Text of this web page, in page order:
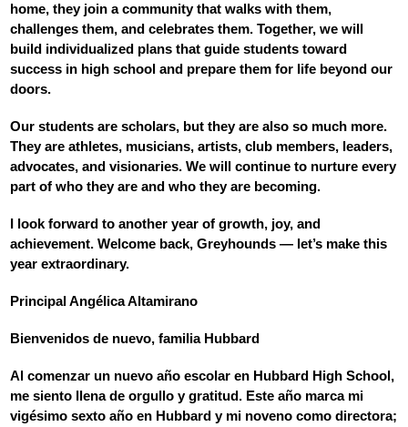
home, they join a community that walks with them,
challenges them, and celebrates them. Together, we will
build individualized plans that guide students toward
success in high school and prepare them for life beyond our
doors.
Our students are scholars, but they are also so much more.
They are athletes, musicians, artists, club members, leaders,
advocates, and visionaries. We will continue to nurture every
part of who they are and who they are becoming.
I look forward to another year of growth, joy, and
achievement. Welcome back, Greyhounds — let’s make this
year extraordinary.
Principal Angélica Altamirano
Bienvenidos de nuevo, familia Hubbard
Al comenzar un nuevo año escolar en Hubbard High School,
me siento llena de orgullo y gratitud. Este año marca mi
vigésimo sexto año en Hubbard y mi noveno como directora;